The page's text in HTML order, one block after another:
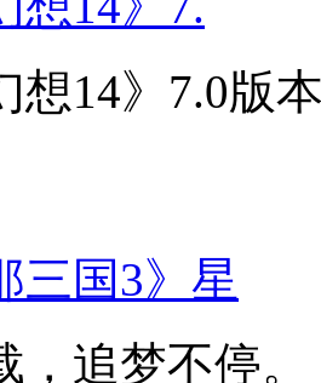
想14》7.0版
三国3》星
，追梦不停